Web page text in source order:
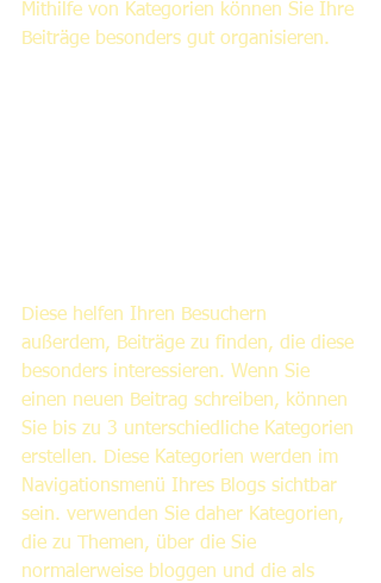
Mithilfe von Kategorien können Sie Ihre
Beiträge besonders gut organisieren.
Diese helfen Ihren Besuchern
außerdem, Beiträge zu finden, die diese
besonders interessieren. Wenn Sie
einen neuen Beitrag schreiben, können
Sie bis zu 3 unterschiedliche Kategorien
erstellen. Diese Kategorien werden im
Navigationsmenü Ihres Blogs sichtbar
sein. verwenden Sie daher Kategorien,
die zu Themen, über die Sie
normalerweise bloggen und die als